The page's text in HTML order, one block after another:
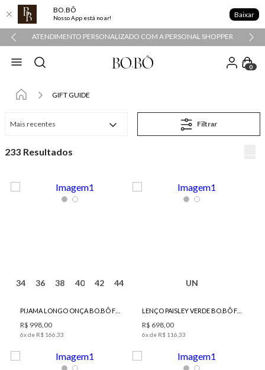
BO.BÔ
Nosso App está no ar! Baixar
ATENDIMENTO PERSONALIZADO COM A PERSONAL SHOPPER
0
GIFT GUIDE
Mais recentes Filtrar
233
34 36 38 40 42 44
R$ 998 00
6x de R$ 166 33
UN
R$ 698 00
6x de R$ 116 33